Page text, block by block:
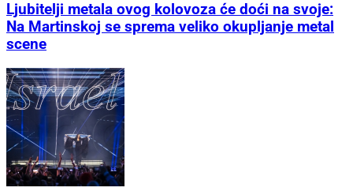
Ljubitelji metala ovog kolovoza će doći na svoje:
Na Martinskoj se sprema veliko okupljanje metal
scene